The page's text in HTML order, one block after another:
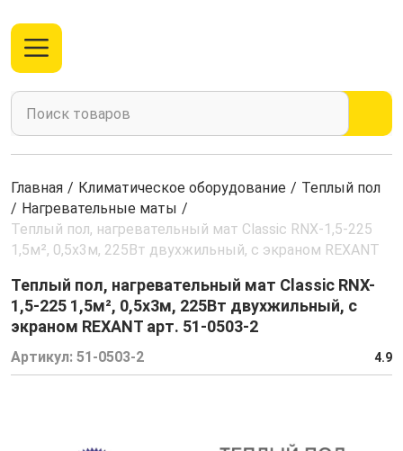
Главная / Климатическое оборудование / Теплый пол
/ Нагревательные маты /
Теплый пол, нагревательный мат Classic RNX-1,5-225
1,5м², 0,5х3м, 225Вт двухжильный, с экраном REXANT
Теплый пол, нагревательный мат Classic RNX-
1,5-225 1,5м², 0,5х3м, 225Вт двухжильный, с
экраном REXANT арт. 51-0503-2
Артикул: 51-0503-2 4.9